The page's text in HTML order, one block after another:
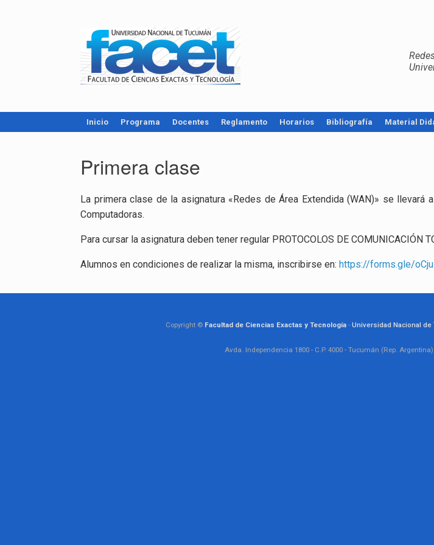
Inicio Programa Docentes Reglamento Horarios Bibliografía Material
Primera clase
La pri­me­ra clase de la asig­na­tu­ra «Redes de Área Ex­ten­di­da (WAN)» se
Compu­tado­ras.
Para cur­sar la asig­na­tu­ra deben tener re­gu­lar PRO­TO­CO­LOS DE CO­MU­NI­CA­CIÓN
Alum­nos en con­di­cio­nes de rea­li­zar la misma, ins­cri­bir­se en: https://​forms.​gle/​
Copyright © Facultad de Ciencias Exactas y Tecnología - Universidad Nacional de
Avda. Independencia 1800 - C.P. 4000 - Tucumán (Rep. Argentina)